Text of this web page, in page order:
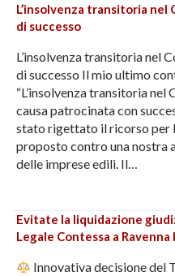
L’insolvenza transitoria nel
di successo
L’insolvenza transitoria nel
di successo Il mio ultimo
“L’insolvenza transitoria nel
causa patrocinata con
stato rigettato il ricorso per
proposto contro una nostra
delle imprese edili. Il…
Evitate la liquidazione
Legale Contessa a Ravenna
Innovativa decisione del